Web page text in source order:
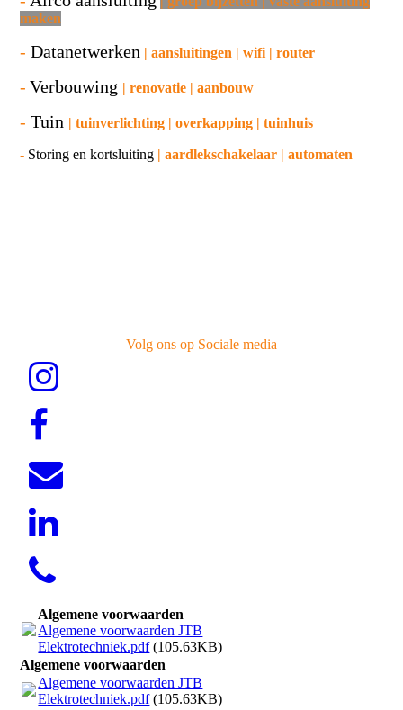
maken
-Datanetwerken | aansluitingen | wifi | router
- Verbouwing | renovatie | aanbouw
- Tuin | tuinverlichting | overkapping | tuinhuis
- Storing en kortsluiting | aardlekschakelaar | automaten
Volg ons op Sociale media
Algemene voorwaarden
Algemene voorwaarden JTB
Elektrotechniek.pdf(105.63KB)
Algemene voorwaarden
Algemene voorwaarden JTB
Elektrotechniek.pdf(105.63KB)